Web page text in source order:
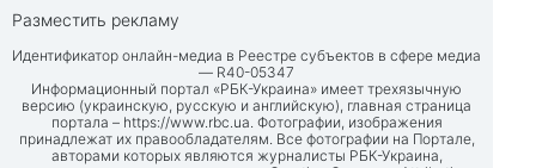
Разместить рекламу
Идентификатор онлайн-медиа в Реестре субъектов в сфере медиа
— R40-05347
Информационный портал «РБК-Украина» имеет трехязычную
версию (украинскую, русскую и английскую), главная страница
портала – https://www.rbc.ua. Фотографии, изображения
принадлежат их правообладателям. Все фотографии на Портале,
авторами которых являются журналисты РБК-Украина,